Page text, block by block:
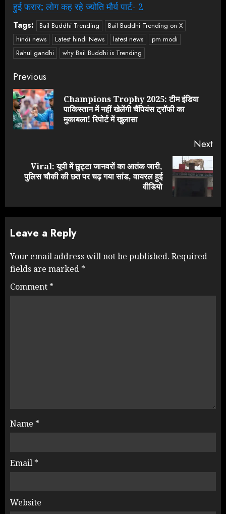
हुई फरार; लोग कह रहे ज्योति मौर्य पार्ट- 2
Tags: Bail Buddhi Trending
Bail Buddhi Trending on X
hindi news
Latest hindi News latest news
pm modi
Rahul gandhi
why Bail Buddhi is Trending
Continue
Reading
Previous
Champions Trophy 2025: टीम इंडिया
पाकिस्तान में नहीं खेलेंगी चैंपियंस ट्रॉफी का
मुकाबला! रिपोर्ट में खुलासा
Next
Next
Viral: यूपी में छुट्टा जानवरों का आतंक जारी,
पुलिस चौकी की छत पर चढ़ गया सांड, वायरल हुई
वीडियो
Leave a Reply
Your email address will not be published. Required
fields are marked *
Comment *
Name *
Email *
Website